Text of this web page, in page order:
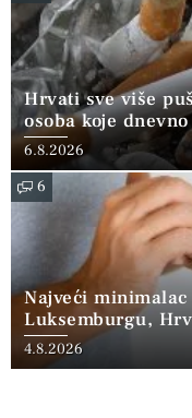
Hrvati sve više
osoba koje
6.8.2026
6
Najveći
Luksemburgu,
4.8.2026